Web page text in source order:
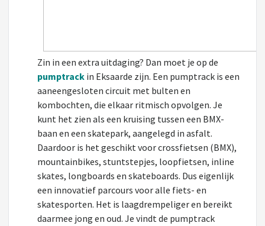
Zin in een extra uitdaging? Dan moet je op de
pumptrack in Eksaarde zijn. Een pumptrack is een
aaneengesloten circuit met bulten en
kombochten, die elkaar ritmisch opvolgen. Je
kunt het zien als een kruising tussen een BMX-
baan en een skatepark, aangelegd in asfalt.
Daardoor is het geschikt voor crossfietsen (BMX),
mountainbikes, stuntstepjes, loopfietsen, inline
skates, longboards en skateboards. Dus eigenlijk
een innovatief parcours voor alle fiets- en
skatesporten. Het is laagdrempeliger en bereikt
daarmee jong en oud. Je vindt de pumptrack